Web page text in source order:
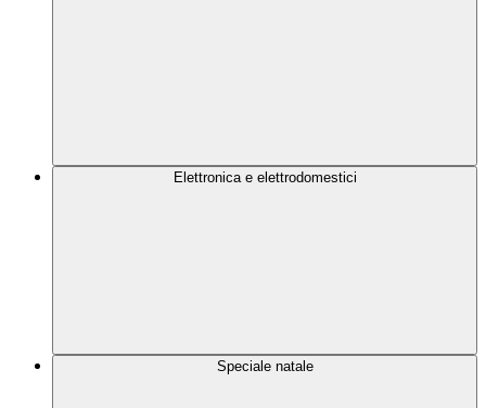
Elettronica e elettrodomestici
Speciale natale